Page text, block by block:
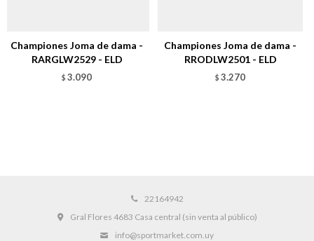
Championes Joma de dama -
RARGLW2529 - ELD
$ 3.090
Championes Joma de dama -
RRODLW2501 - ELD
$ 3.270
22164942
Gral Flores 4683 Casa central (sin venta al público)
info@sportmarket.com.uy